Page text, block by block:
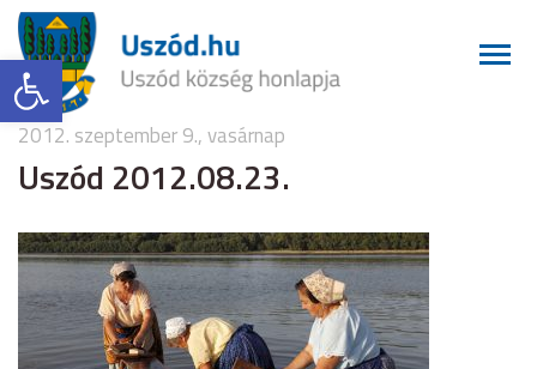
Eszköztár megnyitása
2012. szeptember 9., vasárnap
Uszód 2012.08.23.